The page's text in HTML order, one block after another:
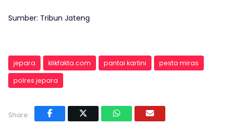
Sumber: Tribun Jateng
jepara klikfakta.com pantai kartini
pesta miras
polres jepara
Share: